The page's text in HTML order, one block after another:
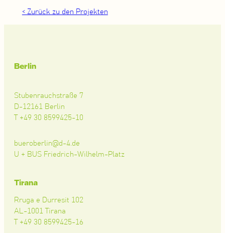
< Zurück zu den Projekten
Berlin
Stubenrauchstraße 7
D-12161 Berlin
T +49 30 8599425-10
bueroberlin@d-4.de
U + BUS Friedrich-Wilhelm-Platz
Tirana
Rruga e Durresit 102
AL-1001 Tirana
T +49 30 8599425-16